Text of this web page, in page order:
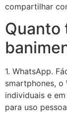
compartilhar
Quanto
1. WhatsApp.
smartphones, o
individuais e
para uso